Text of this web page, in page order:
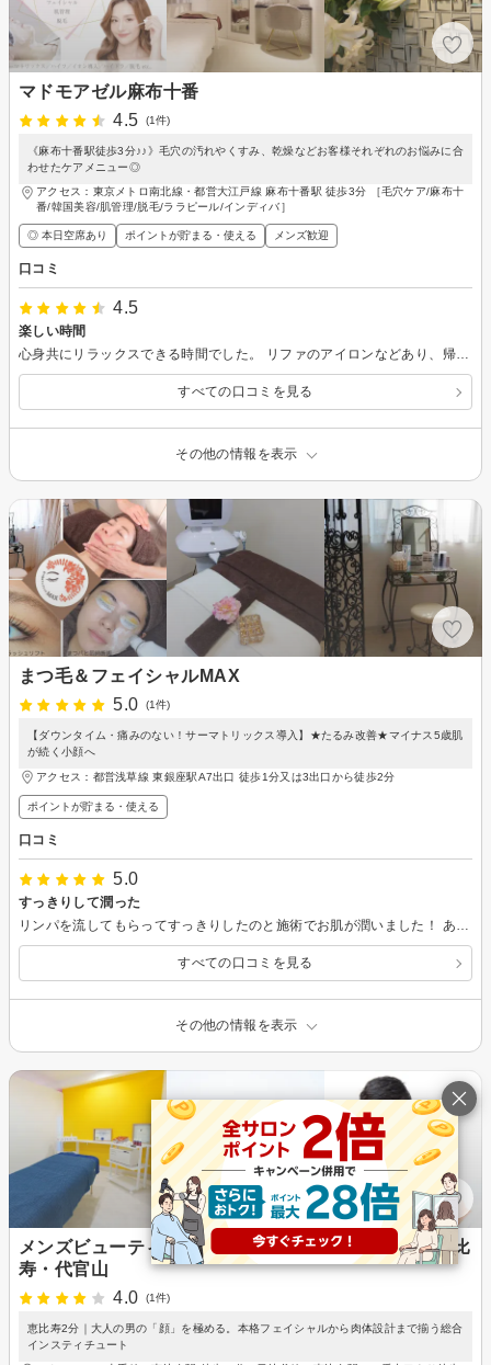
マドモアゼル麻布十番
4.5
(1件)
《麻布十番駅徒歩3分♪♪》毛穴の汚れやくすみ、乾燥などお客様それぞれのお悩みに合
わせたケアメニュー◎
アクセス：東京メトロ南北線・都営大江戸線 麻布十番駅 徒歩3分 ［毛穴ケア/麻布十
番/韓国美容/肌管理/脱毛/ララピール/インディバ］
◎ 本日空席あり ポイントが貯まる・使える メンズ歓迎
口コミ
4.5
楽しい時間
心身共にリラックスできる時間でした。 リファのアイロンなどあり、帰り間際の髪の毛のセットもできて良かったです。 私は県外在住で頻繁に行けませんが機会があればお願いしたいです。
すべての口コミを見る
その他の情報を表示
まつ毛＆フェイシャルMAX
5.0
(1件)
【ダウンタイム・痛みのない！サーマトリックス導入】★たるみ改善★マイナス5歳肌
が続く小顔へ
アクセス：都営浅草線 東銀座駅A7出口 徒歩1分又は3出口から徒歩2分
ポイントが貯まる・使える
口コミ
5.0
すっきりして潤った
リンパを流してもらってすっきりしたのと施術でお肌が潤いました！ ありがとうございました！
すべての口コミを見る
その他の情報を表示
メンズビューティスタイル インスティチュート 恵比
寿・代官山
4.0
(1件)
恵比寿2分｜大人の男の「顔」を極める。本格フェイシャルから肉体設計まで揃う総合
インスティチュート